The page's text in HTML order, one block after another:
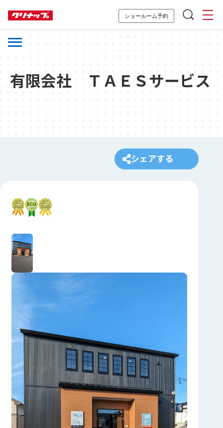
ショールーム予約
有限会社 ＴＡＥＳサービス
シェアする